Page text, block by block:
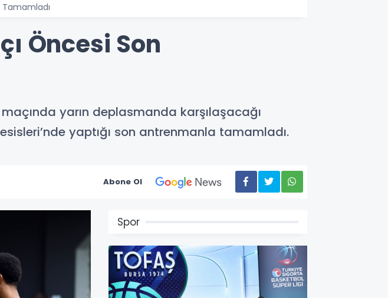
Öncesi Son
yarın deplasmanda karşılaşacağı
yaptığı son antrenmanla tamamladı.
Abone Ol
Spor